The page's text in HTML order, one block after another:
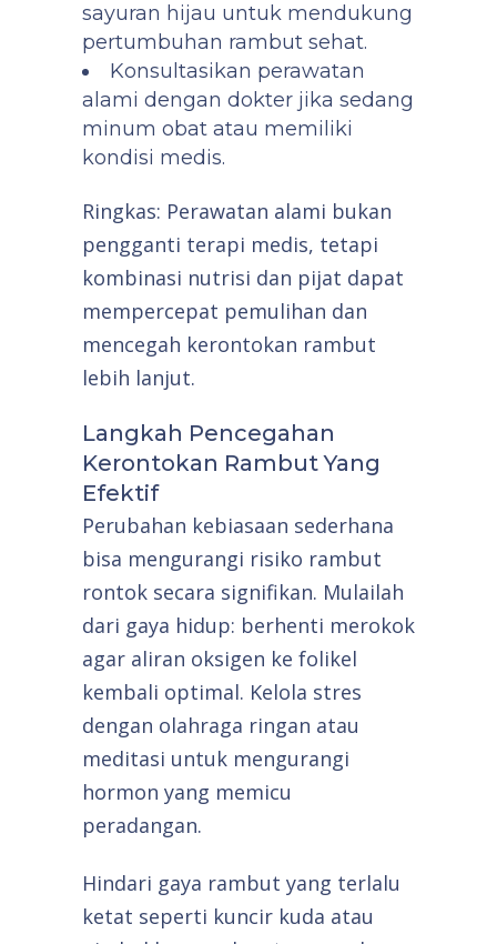
sayuran hijau untuk mendukung
pertumbuhan rambut sehat.
Konsultasikan perawatan
alami dengan dokter jika sedang
minum obat atau memiliki
kondisi medis.
Ringkas: Perawatan alami bukan
pengganti terapi medis, tetapi
kombinasi nutrisi dan pijat dapat
mempercepat pemulihan dan
mencegah kerontokan rambut
lebih lanjut.
Langkah Pencegahan
Kerontokan Rambut Yang
Efektif
Perubahan kebiasaan sederhana
bisa mengurangi risiko rambut
rontok secara signifikan. Mulailah
dari gaya hidup: berhenti merokok
agar aliran oksigen ke folikel
kembali optimal. Kelola stres
dengan olahraga ringan atau
meditasi untuk mengurangi
hormon yang memicu
peradangan.
Hindari gaya rambut yang terlalu
ketat seperti kuncir kuda atau